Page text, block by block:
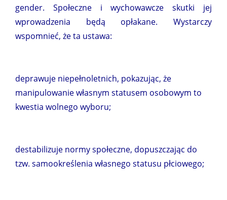
gender. Społeczne i wychowawcze skutki jej
wprowadzenia będą opłakane. Wystarczy
wspomnieć, że ta ustawa:
deprawuje niepełnoletnich, pokazując, że
manipulowanie własnym statusem osobowym to
kwestia wolnego wyboru;
destabilizuje normy społeczne, dopuszczając do
tzw. samookreślenia własnego statusu płciowego;